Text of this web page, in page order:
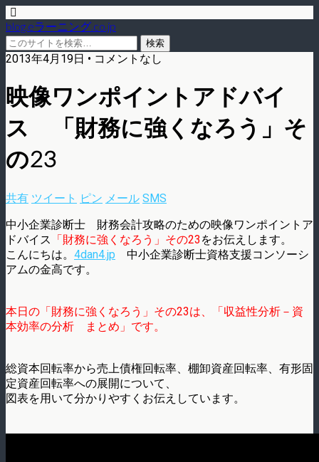
blog.eラーニング.co.jp
2013年4月19日 • コメントなし
映像ワンポイントアドバイ
ス 「財務に強くなろう」そ
の23
共有 ツイート ピン メール SMS
中小企業診断士 財務会計攻略のための映像ワンポイントア
ドバイス 「財務に強くなろう」その23 をお伝えします。
こんにちは。 4dan4.jp 中小企業診断士資格支援コンソーシ
アムの金高です。
本日の「財務に強くなろう」その23は、「収益性分析－資
本効率の分析 まとめ」です。
総資本回転率から売上債権回転率、棚卸資産回転率、有形固
定資産回転率への展開について、
図表を用いて分かりやすくお伝えしています。